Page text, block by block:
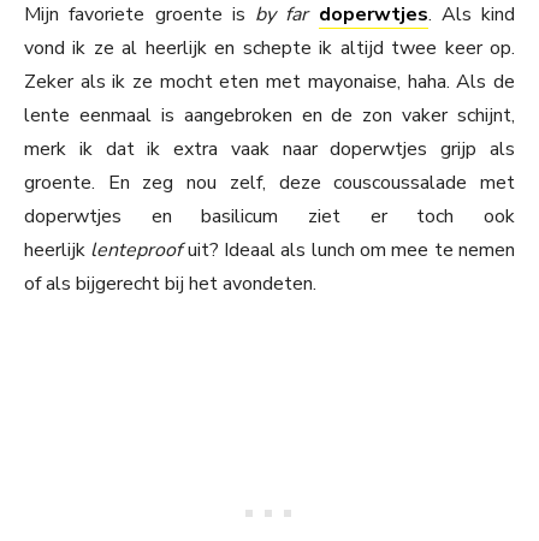
Mijn favoriete groente is by far doperwtjes. Als kind
vond ik ze al heerlijk en schepte ik altijd twee keer op.
Zeker als ik ze mocht eten met mayonaise, haha. Als de
lente eenmaal is aangebroken en de zon vaker schijnt,
merk ik dat ik extra vaak naar doperwtjes grijp als
groente. En zeg nou zelf, deze couscoussalade met
doperwtjes en basilicum ziet er toch ook
heerlijk lenteproofuit? Ideaal als lunch om mee te nemen
of als bijgerecht bij het avondeten.